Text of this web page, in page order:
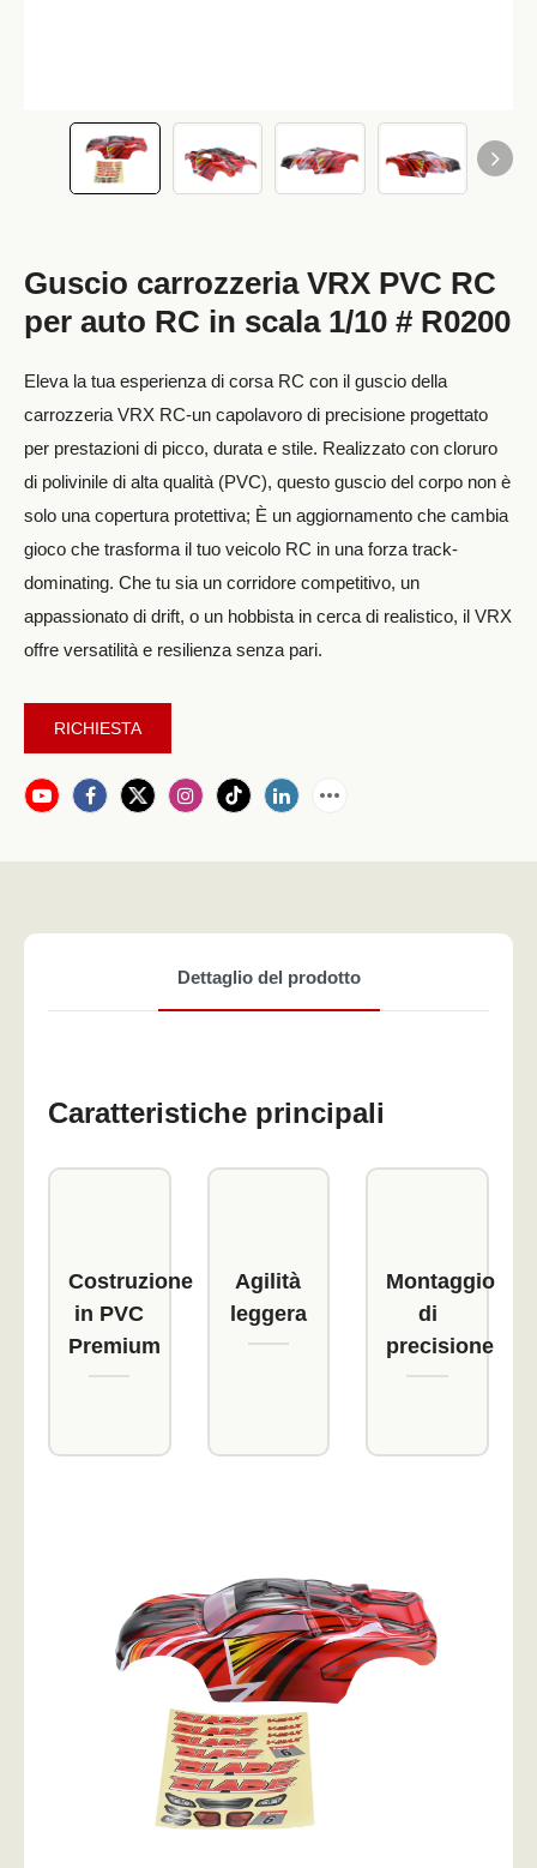
Guscio carrozzeria VRX PVC RC
per auto RC in scala 1/10 # R0200
Eleva la tua esperienza di corsa RC con il guscio della
carrozzeria VRX RC-un capolavoro di precisione progettato
per prestazioni di picco, durata e stile. Realizzato con cloruro
di polivinile di alta qualità (PVC), questo guscio del corpo non è
solo una copertura protettiva; È un aggiornamento che cambia
gioco che trasforma il tuo veicolo RC in una forza track-
dominating. Che tu sia un corridore competitivo, un
appassionato di drift, o un hobbista in cerca di realistico, il VRX
offre versatilità e resilienza senza pari.
RICHIESTA
Dettaglio del prodotto
Caratteristiche principali
Costruzione
in PVC
Premium
Agilità
leggera
Montaggio
di
precisione